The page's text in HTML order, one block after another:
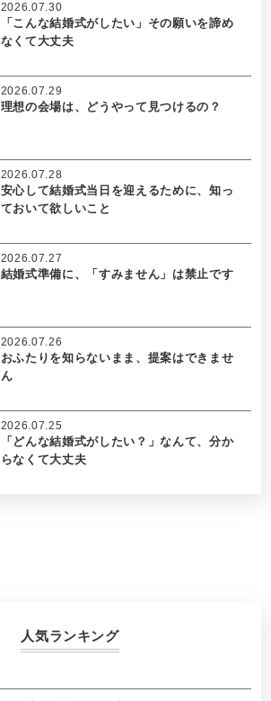
「こんな結婚式がしたい」その願いを諦め
なくて大丈夫
2026.07.30
理想の会場は、どうやって見つけるの？
2026.07.29
安心して結婚式当日を迎えるために、知っ
ておいて欲しいこと
2026.07.28
結婚式準備に、「すみません」は禁止です
2026.07.27
おふたりを知らないまま、提案はできませ
ん
2026.07.26
「どんな結婚式がしたい？」なんて、分か
らなくて大丈夫
2026.07.25
人気ランキング